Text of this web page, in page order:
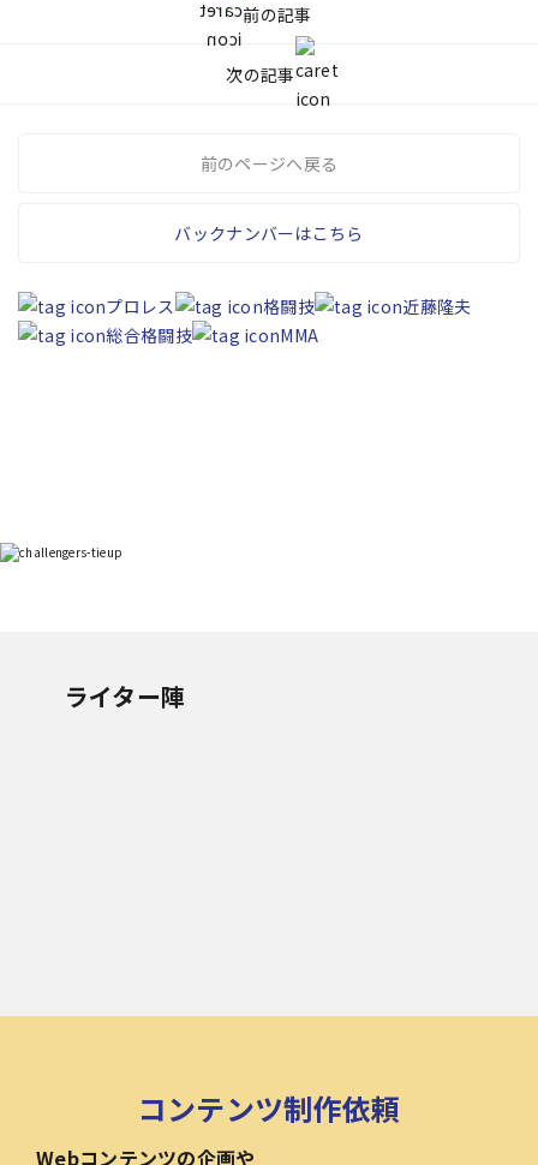
前の記事
次の記事
前のページへ戻る
バックナンバーはこちら
プロレス 格闘技
近藤隆夫
総合格闘技
MMA
ライター陣
コンテンツ制作依頼
Webコンテンツの企画や